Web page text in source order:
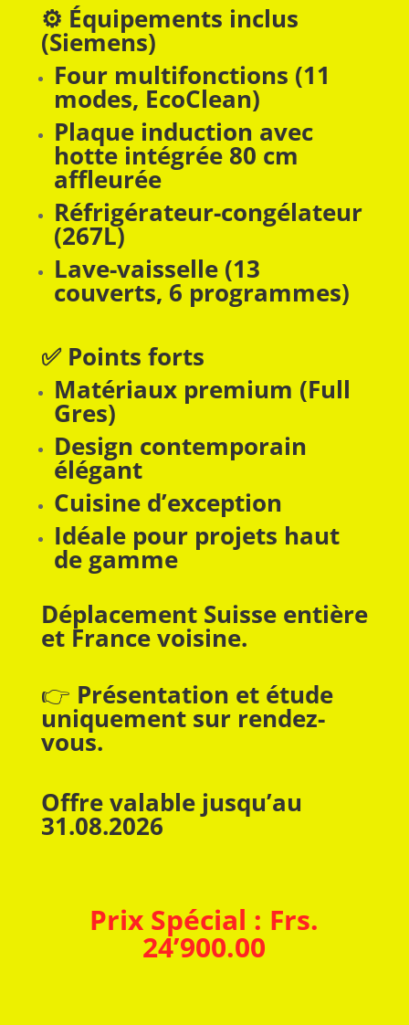
⚙️ Équipements inclus
(Siemens)
Four multifonctions (11
modes, EcoClean)
Plaque induction avec
hotte intégrée 80 cm
affleurée
Réfrigérateur-congélateur
(267L)
Lave-vaisselle (13
couverts, 6 programmes)
✅ Points forts
Matériaux premium (Full
Gres)
Design contemporain
élégant
Cuisine d’exception
Idéale pour projets haut
de gamme
Déplacement Suisse entière
et France voisine.
👉 Présentation et étude
uniquement sur rendez-
vous.
Offre valable jusqu’au
31.08.2026
Prix Spécial : Frs.
24’900.00